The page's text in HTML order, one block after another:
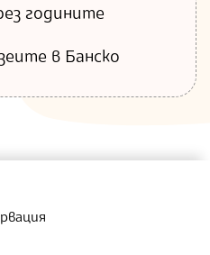
годините
в Банско